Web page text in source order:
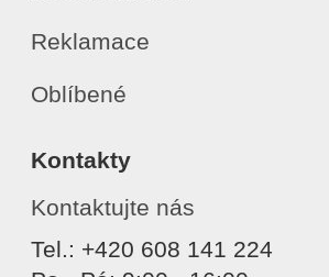
Reklamace
Oblíbené
Kontakty
Kontaktujte nás
Tel.: +420 608 141 224